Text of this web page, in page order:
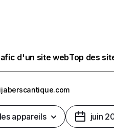
d'un site webTop des
appareils juin